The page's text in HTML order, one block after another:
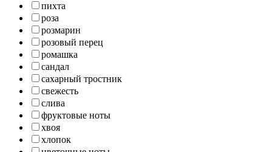
пихта
роза
розмарин
розовый перец
ромашка
сандал
сахарный тростник
свежесть
слива
фруктовые ноты
хвоя
хлопок